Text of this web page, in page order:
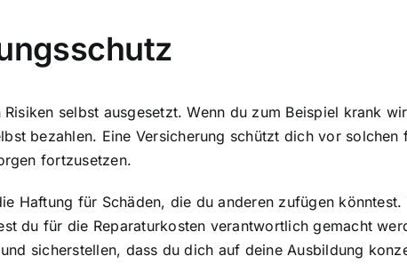
selbst ausgesetzt. Wenn du zum Beispiel krank
bezahlen. Eine Versicherung schützt dich vor
fortzusetzen.
Haftung für Schäden, die du anderen zufügen
du für die Reparaturkosten verantwortlich gemacht
sicherstellen, dass du dich auf deine Ausbildung